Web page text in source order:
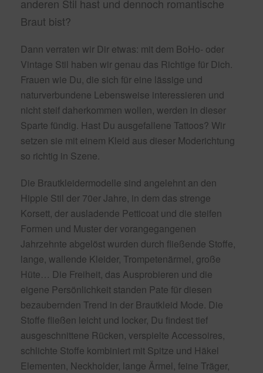
anderen Stil hast und dennoch romantische
Braut bist?
Dann verraten wir Dir etwas: mit dem BoHo- oder
Vintage Stil haben wir genau das Richtige für Dich.
Frauen wie Du, die sich für eine lässige und
naturverbundene Lebensweise interessieren und
nicht steif daherkommen wollen, werden in dieser
Sparte fündig. Hast Du ausgefallene Tattoos? Wir
setzen sie mit einem Kleid aus dieser Moderichtung
so richtig in Szene.
Die Brautkleidermodelle sind angelehnt an den
Hippie Stil der 70er Jahre, in dem das strenge
Korsett, der ausladende Petticoat und die steifen
Formen und Muster der vorangegangenen
Jahrzehnte abgelöst wurden durch fließende Stoffe,
lange, wallende Kleider, Trompetenärmel, große
Hüte… Die Freiheit, das Ausprobieren und die
eigene Persönlichkeit standen Pate für diesen
bezaubernden Trend in der Brautkleid Mode. Die
Stoffe fließen leicht und locker, Du findest tief
ausgeschnittene Rücken, verspielte Accessoires,
schlichte Stoffe kombiniert mit Spitze und Häkel
Elementen, Neckholder, lange Ärmel, feine Träger,